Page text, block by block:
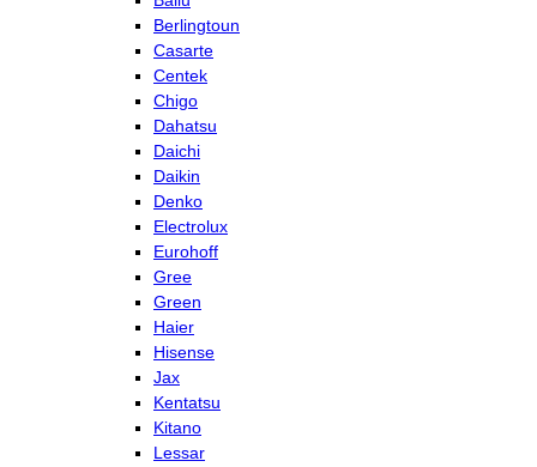
Berlingtoun
Casarte
Centek
Chigo
Dahatsu
Daichi
Daikin
Denko
Electrolux
Eurohoff
Gree
Green
Haier
Hisense
Jax
Kentatsu
Kitano
Lessar